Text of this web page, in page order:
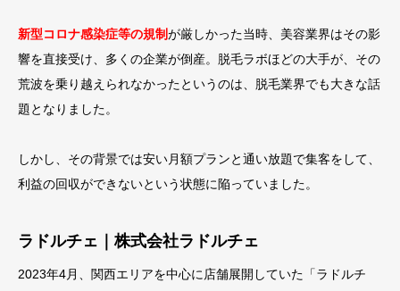
新型コロナ感染症等の規制が厳しかった当時、美容業界はその影
響を直接受け、多くの企業が倒産。脱毛ラボほどの大手が、その
荒波を乗り越えられなかったというのは、脱毛業界でも大きな話
題となりました。
しかし、その背景では安い月額プランと通い放題で集客をして、
利益の回収ができないという状態に陥っていました。
ラドルチェ｜株式会社ラドルチェ
2023年4月、関西エリアを中心に店舗展開していた「ラドルチ